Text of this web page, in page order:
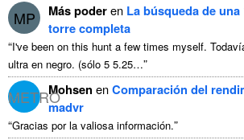
MP Más poderen La búsqueda de
torre completa
“I've been on this hunt a few times myself.
ultra en negro. (sólo 5 5.25…”
METROMohsen enComparación del
madvr
“Gracias por la valiosa información.”